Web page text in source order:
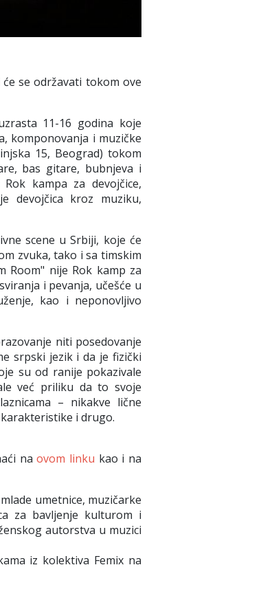
se održavati tokom ove
11-16 godina koje
komponovanja i muzičke
15, Beograd) tokom
bas gitare, bubnjeva i
kampa za devojčice,
devojčica kroz muziku,
scene u Srbiji, koje će
zvuka, tako i sa timskim
Room" nije Rok kamp za
i pevanja, učešće u
kao i neponovljivo
niti posedovanje
srpski jezik i da je fizički
su od ranije pokazivale
već priliku da to svoje
– nikakve lične
i drugo.
naovom linku kao i na
umetnice, muzičarke
za bavljenje kulturom i
autorstva u muzici
iz kolektiva Femix na